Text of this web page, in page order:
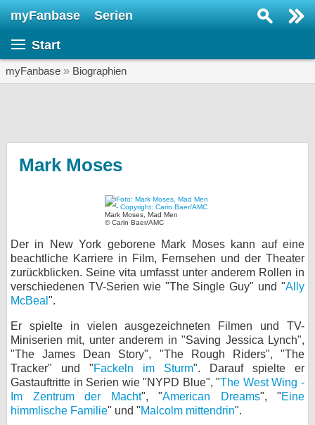
myFanbase Serien
Start
myFanbase » Biographien
Mark Moses
Mark Moses, Mad Men
© Carin Baer/AMC
Der in New York geborene Mark Moses kann auf eine
beachtliche Karriere in Film, Fernsehen und der Theater
zurückblicken. Seine vita umfasst unter anderem Rollen in
verschiedenen TV-Serien wie "The Single Guy" und "Ally
McBeal ".
Er spielte in vielen ausgezeichneten Filmen und TV-
Miniserien mit, unter anderem in "Saving Jessica Lynch",
"The James Dean Story", "The Rough Riders", "The
Tracker" und "Fackeln im Sturm". Darauf spielte er
Gastauftritte in Serien wie "NYPD Blue", "The West Wing -
Im Zentrum der Macht", "American Dreams", "Eine
himmlische Familie" und "Malcolm mittendrin".
KULTUR
Specials
SERVICE
Gewinnspiele
bei X
bei Facebook
Kontakt